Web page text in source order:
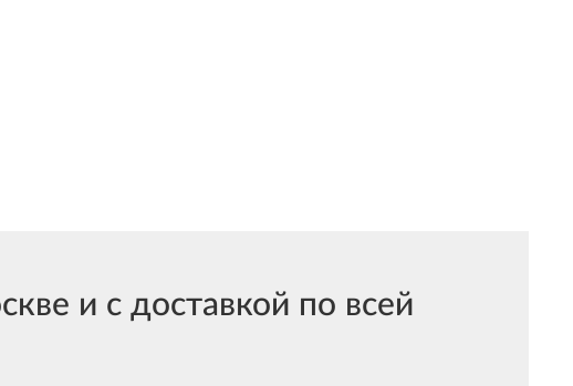
и с доставкой по всей